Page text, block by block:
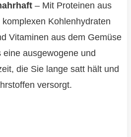
– Mit Proteinen aus
Kohlenhydraten
Vitaminen aus dem Gemüse
ausgewogene und
die Sie lange satt hält und
versorgt.